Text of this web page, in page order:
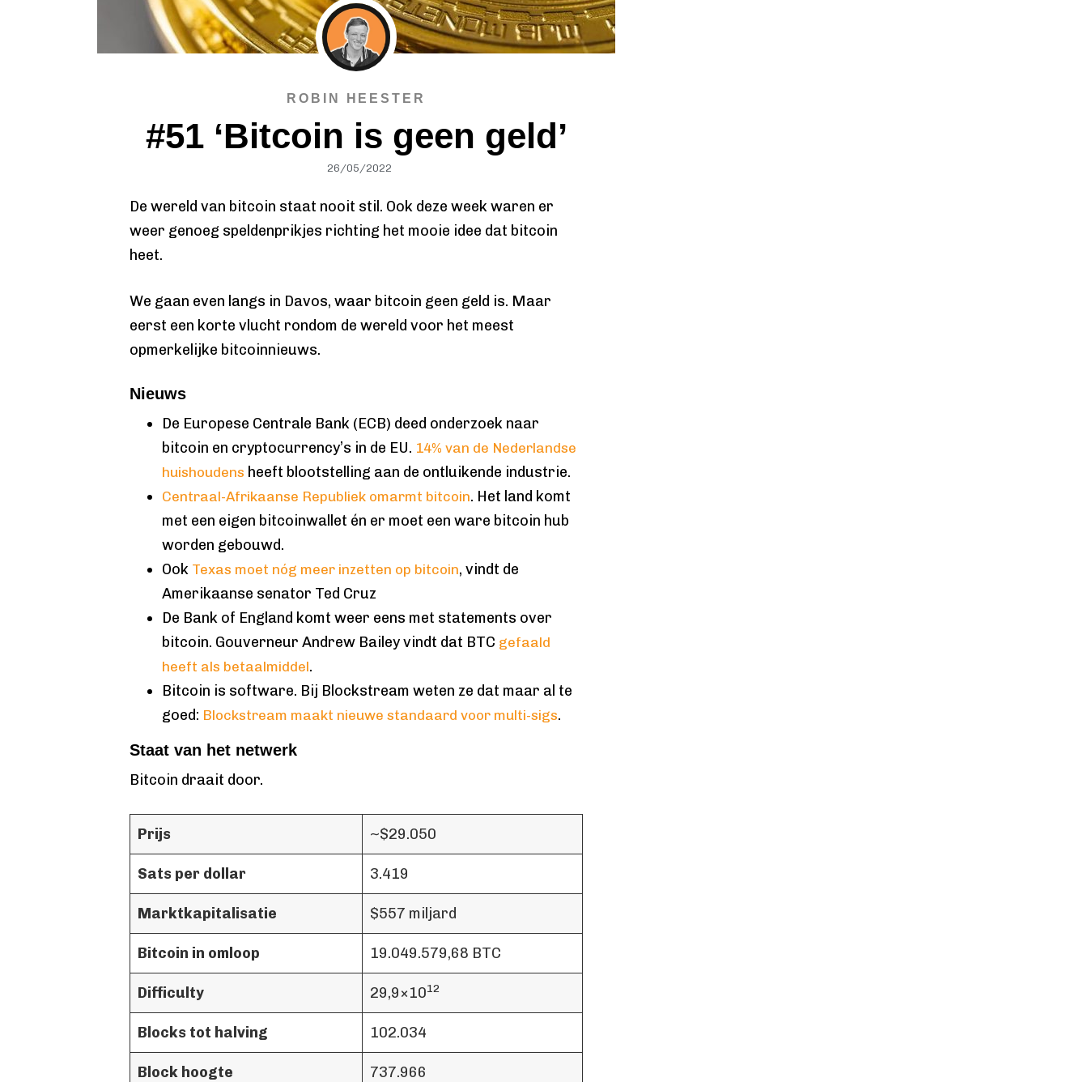
ROBIN HEESTER
#51 ‘Bitcoin is geen geld’
26/05/2022
De wereld van bitcoin staat nooit stil. Ook deze week waren er
weer genoeg speldenprikjes richting het mooie idee dat bitcoin
heet.
We gaan even langs in Davos, waar bitcoin geen geld is. Maar
eerst een korte vlucht rondom de wereld voor het meest
opmerkelijke bitcoinnieuws.
Nieuws
De Europese Centrale Bank (ECB) deed onderzoek naar
bitcoin en cryptocurrency’s in de EU. 14% van de Nederlandse
huishoudens heeft blootstelling aan de ontluikende industrie.
Centraal-Afrikaanse Republiek omarmt bitcoin. Het land komt
met een eigen bitcoinwallet én er moet een ware bitcoin hub
worden gebouwd.
Ook Texas moet nóg meer inzetten op bitcoin, vindt de
Amerikaanse senator Ted Cruz
De Bank of England komt weer eens met statements over
bitcoin. Gouverneur Andrew Bailey vindt dat BTC gefaald
heeft als betaalmiddel.
Bitcoin is software. Bij Blockstream weten ze dat maar al te
goed: Blockstream maakt nieuwe standaard voor multi-sigs.
Staat van het netwerk
Bitcoin draait door.
Prijs ~$29.050
Sats per dollar 3.419
Marktkapitalisatie $557 miljard
Bitcoin in omloop 19.049.579,68 BTC
Difficulty 29,9×1012
Blocks tot halving 102.034
Block hoogte 737.966